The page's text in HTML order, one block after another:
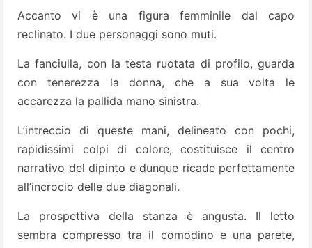
Accanto vi è una figura femminile dal capo
reclinato. I due personaggi sono muti.
La fanciulla, con la testa ruotata di profilo, guarda
con tenerezza la donna, che a sua volta le
accarezza la pallida mano sinistra.
L’intreccio di queste mani, delineato con pochi,
rapidissimi colpi di colore, costituisce il centro
narrativo del dipinto e dunque ricade perfettamente
all’incrocio delle due diagonali.
La prospettiva della stanza è angusta. Il letto
sembra compresso tra il comodino e una parete,